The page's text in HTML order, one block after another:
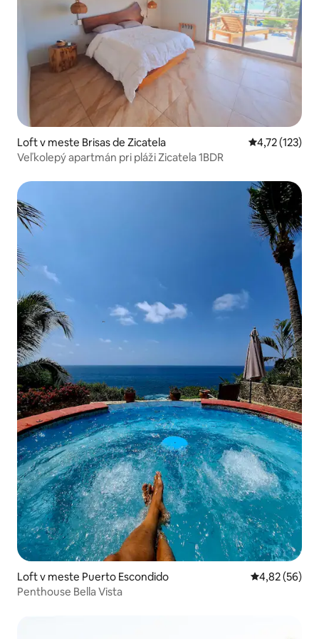
Loft v meste Brisas de Zicatela Priemerné
4,72 (123)
Veľkolepý apartmán pri pláži Zicatela 1BDR
Loft v meste Puerto Escondido Priemerné
4,82 (56)
Penthouse Bella Vista